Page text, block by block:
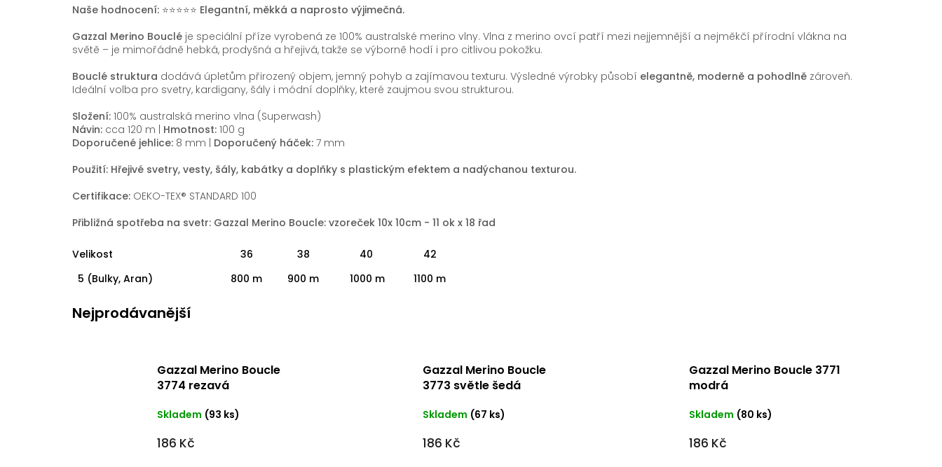
Naše hodnocení: ⭐️⭐️⭐️⭐️⭐️ Elegantní, měkká a naprosto výjimečná.
Gazzal Merino Bouclé je speciální příze vyrobená ze 100% australské merino vlny. Vlna z merino ovcí patří mezi nejjemnější a nejměkčí přírodní vlákna na
světě – je mimořádně hebká, prodyšná a hřejivá, takže se výborně hodí i pro citlivou pokožku.
Bouclé struktura dodává úpletům přirozený objem, jemný pohyb a zajímavou texturu. Výsledné výrobky působí elegantně, moderně a pohodlně zároveň.
Ideální volba pro svetry, kardigany, šály i módní doplňky, které zaujmou svou strukturou.
Složení: 100% australská merino vlna (Superwash)
Návin: cca 120 m | Hmotnost: 100 g
Doporučené jehlice: 8 mm | Doporučený háček: 7 mm
Použití: Hřejivé svetry, vesty, šály, kabátky a doplňky s plastickým efektem a nadýchanou texturou.
Certifikace: OEKO-TEX® STANDARD 100
Přibližná spotřeba na svetr: Gazzal Merino Boucle: vzoreček 10x 10cm - 11 ok x 18 řad
Velikost 36 38 40
42
5 (Bulky, Aran)
800 m 900 m 1000 m 1100 m
Nejprodávanější
Gazzal Merino Boucle
3774 rezavá
Skladem (93 ks)
186 Kč
Gazzal Merino Boucle
3773 světle šedá
Skladem (67 ks)
186 Kč
Gazzal Merino Boucle 3771
modrá
Skladem (80 ks)
186 Kč